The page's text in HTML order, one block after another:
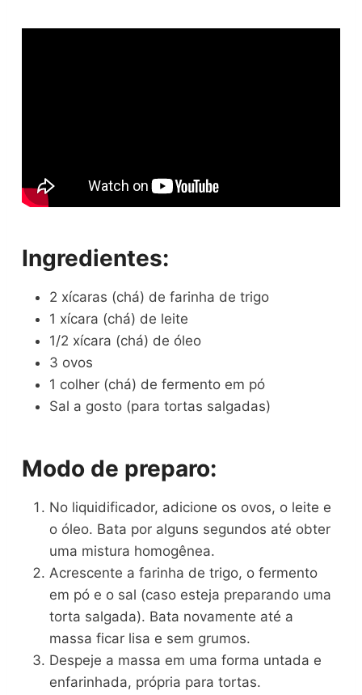
Ingredientes:
2 xícaras (chá) de farinha de trigo
1 xícara (chá) de leite
1/2 xícara (chá) de óleo
3 ovos
1 colher (chá) de fermento em pó
Sal a gosto (para tortas salgadas)
Modo de preparo:
No liquidificador, adicione os ovos, o leite e
o óleo. Bata por alguns segundos até obter
uma mistura homogênea.
Acrescente a farinha de trigo, o fermento
em pó e o sal (caso esteja preparando uma
torta salgada). Bata novamente até a
massa ficar lisa e sem grumos.
Despeje a massa em uma forma untada e
enfarinhada, própria para tortas.